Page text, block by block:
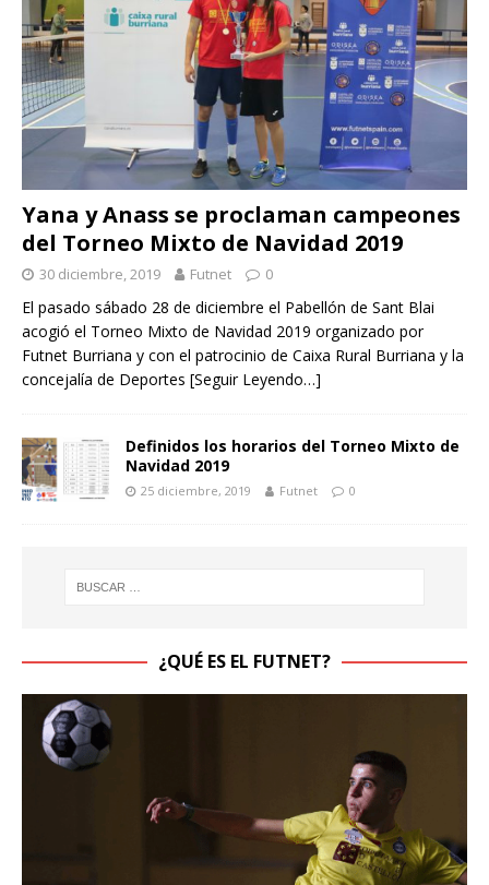
Yana y Anass se proclaman campeones
del Torneo Mixto de Navidad 2019
30 diciembre, 2019 Futnet 0
El pasado sábado 28 de diciembre el Pabellón de Sant Blai
acogió el Torneo Mixto de Navidad 2019 organizado por
Futnet Burriana y con el patrocinio de Caixa Rural Burriana y la
concejalía de Deportes [Seguir Leyendo…]
Definidos los horarios del Torneo Mixto de
Navidad 2019
25 diciembre, 2019 Futnet 0
¿QUÉ ES EL FUTNET?